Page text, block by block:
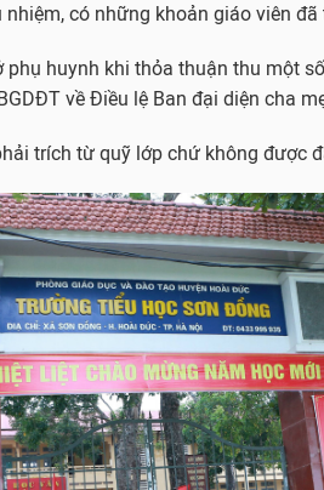
có những khoản giáo viên đã
phụ huynh khi thỏa thuận thu một
về Điều lệ Ban đại diện cha
trích từ quỹ lớp chứ không được